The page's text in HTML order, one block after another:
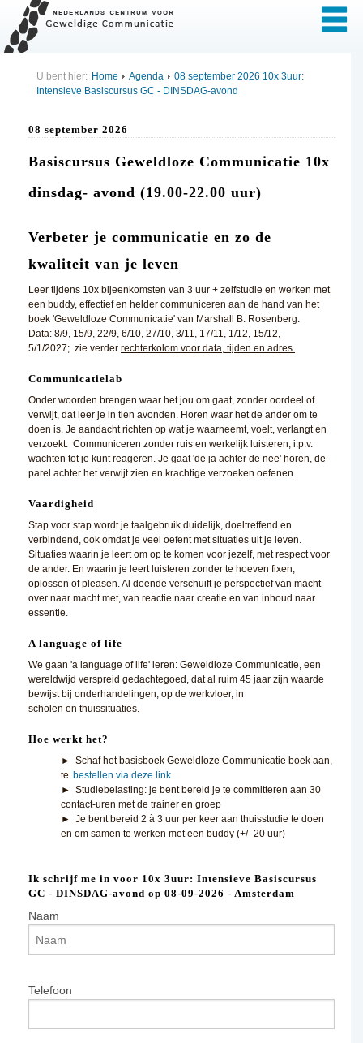
U bent hier: Home Agenda
08 september 2026 10x 3uur:
Intensieve Basiscursus GC - DINSDAG-avond
08 september 2026
Basiscursus Geweldloze Communicatie 10x
dinsdag- avond (19.00-22.00 uur)
Verbeter je communicatie en zo de
kwaliteit van je leven
Leer tijdens 10x bijeenkomsten van 3 uur + zelfstudie en werken met
een buddy, effectief en helder communiceren aan de hand van het
boek 'Geweldloze Communicatie' van Marshall B. Rosenberg.
Data: 8/9, 15/9, 22/9, 6/10, 27/10, 3/11, 17/11, 1/12, 15/12,
5/1/2027; zie verder rechterkolom voor data, tijden en adres.
Communicatielab
Onder woorden brengen waar het jou om gaat, zonder oordeel of
verwijt, dat leer je in tien avonden. Horen waar het de ander om te
doen is. Je aandacht richten op wat je waarneemt, voelt, verlangt en
verzoekt. Communiceren zonder ruis en werkelijk luisteren, i.p.v.
wachten tot je kunt reageren. Je gaat 'de ja achter de nee' horen, de
parel achter het verwijt zien en krachtige verzoeken oefenen.
Vaardigheid
Stap voor stap wordt je taalgebruik duidelijk, doeltreffend en
verbindend, ook omdat je veel oefent met situaties uit je leven.
Situaties waarin je leert om op te komen voor jezelf, met respect voor
de ander. En waarin je leert luisteren zonder te hoeven fixen,
oplossen of pleasen. Al doende verschuift je perspectief van macht
over naar macht met, van reactie naar creatie en van inhoud naar
essentie.
A language of life
We gaan 'a language of life' leren: Geweldloze Communicatie, een
wereldwijd verspreid gedachtegoed, dat al ruim 45 jaar zijn waarde
bewijst bij onderhandelingen, op de werkvloer, in
scholen en thuissituaties.
Hoe werkt het?
► Schaf het basisboek Geweldloze Communicatie boek aan,
te bestellen via deze link
► Studiebelasting: je bent bereid je te committeren aan 30
contact-uren met de trainer en groep
► Je bent bereid 2 à 3 uur per keer aan thuisstudie te doen
en om samen te werken met een buddy (+/- 20 uur)
Ik schrijf me in voor 10x 3uur: Intensieve Basiscursus
GC - DINSDAG-avond op 08-09-2026 - Amsterdam
Naam
Telefoon